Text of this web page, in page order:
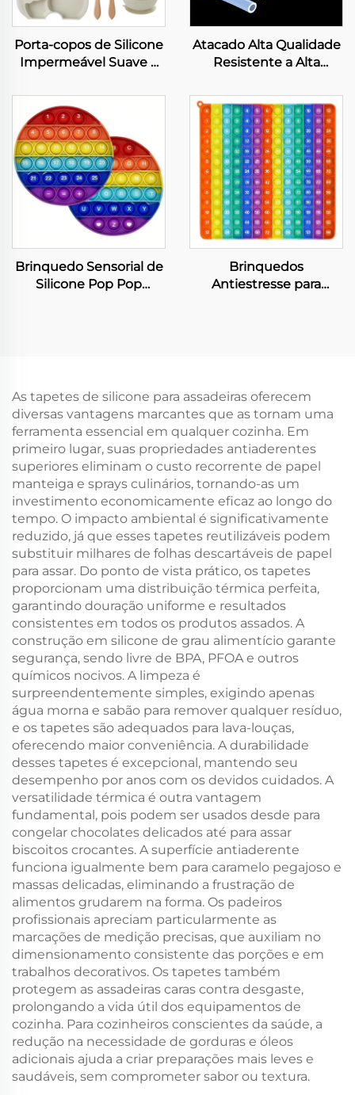
Porta-copos de Silicone
Impermeável Suave e
Proteção da Mesa
Atacado Alta Qualidade
Resistente a Alta
Personalizada 100%
Livre de BPA Tubo
Médico de Silicone Grau
Alimentício Mangueiras
Brinquedo Sensorial de
Silicone Pop Pop
Estresse
Contemporâneo
Brinquedos
Antiestresse para
As tapetes de silicone para assadeiras oferecem
diversas vantagens marcantes que as tornam uma
ferramenta essencial em qualquer cozinha. Em
primeiro lugar, suas propriedades antiaderentes
superiores eliminam o custo recorrente de papel
manteiga e sprays culinários, tornando-as um
investimento economicamente eficaz ao longo do
tempo. O impacto ambiental é significativamente
reduzido, já que esses tapetes reutilizáveis podem
substituir milhares de folhas descartáveis de papel
para assar. Do ponto de vista prático, os tapetes
proporcionam uma distribuição térmica perfeita,
garantindo douração uniforme e resultados
consistentes em todos os produtos assados. A
construção em silicone de grau alimentício garante
segurança, sendo livre de BPA, PFOA e outros
químicos nocivos. A limpeza é
surpreendentemente simples, exigindo apenas
água morna e sabão para remover qualquer resíduo,
e os tapetes são adequados para lava-louças,
oferecendo maior conveniência. A durabilidade
desses tapetes é excepcional, mantendo seu
desempenho por anos com os devidos cuidados. A
versatilidade térmica é outra vantagem
fundamental, pois podem ser usados desde para
congelar chocolates delicados até para assar
biscoitos crocantes. A superfície antiaderente
funciona igualmente bem para caramelo pegajoso e
massas delicadas, eliminando a frustração de
alimentos grudarem na forma. Os padeiros
profissionais apreciam particularmente as
marcações de medição precisas, que auxiliam no
dimensionamento consistente das porções e em
trabalhos decorativos. Os tapetes também
protegem as assadeiras caras contra desgaste,
prolongando a vida útil dos equipamentos de
cozinha. Para cozinheiros conscientes da saúde, a
redução na necessidade de gorduras e óleos
adicionais ajuda a criar preparações mais leves e
saudáveis, sem comprometer sabor ou textura.